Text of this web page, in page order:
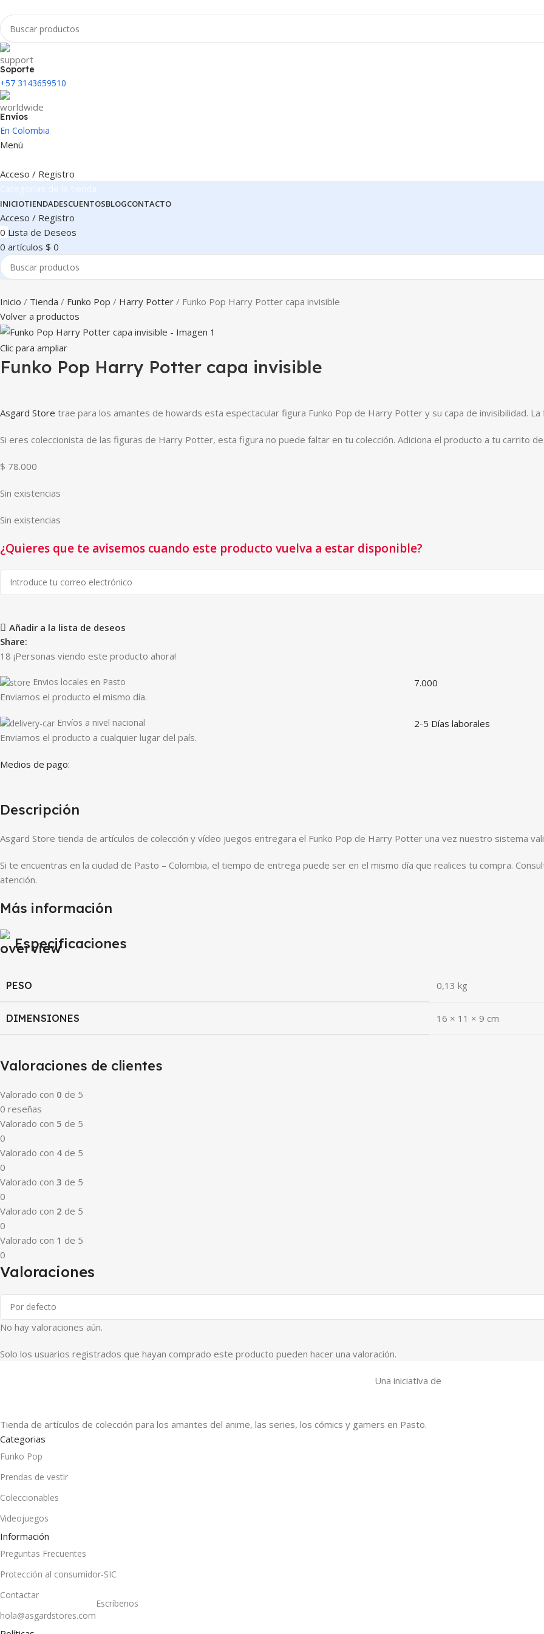
Soporte
+57 3143659510
Envíos
En Colombia
Menú
Acceso / Registro
INICIOTIENDADESCUENTOSBLOGCONTACTO
Acceso / Registro
0 Lista de Deseos
0 artículos $ 0
Inicio Tienda Funko Pop Harry Potter
Funko Pop Harry Potter capa invisible
Volver a productos
Clic para ampliar
Funko Pop Harry Potter capa invisible
Asgard Store trae para los amantes de howards esta espectacular figura Funko Pop de Harry Potter y su capa de invisibilidad.
Si eres coleccionista de las figuras de Harry Potter, esta figura no puede faltar en tu colección. Adiciona el producto a tu carrito
$ 78.000
Sin existencias
Sin existencias
¿Quieres que te avisemos cuando este producto vuelva a estar disponible?
Añadir a la lista de deseos
Share:
18 ¡Personas viendo este producto ahora!
Envios locales en Pasto
Enviamos el producto el mismo día.
7.000
Envíos a nivel nacional
Enviamos el producto a cualquier lugar del país.
2-5 Días laborales
Medios de pago:
Descripción
Asgard Store tienda de artículos de colección y vídeo juegos entregara el Funko Pop de Harry Potter una vez nuestro sistema
Si te encuentras en la ciudad de Pasto – Colombia, el tiempo de entrega puede ser en el mismo día que realices tu compra.
atención.
Más información
Especificaciones
PESO 0,13 kg
DIMENSIONES 16 × 11 × 9 cm
Valoraciones de clientes
Valorado con 0 de 5
0 reseñas
Valorado con 5 de 5
0
Valorado con 4 de 5
0
Valorado con 3 de 5
0
Valorado con 2 de 5
0
Valorado con 1 de 5
0
Valoraciones
No hay valoraciones aún.
Solo los usuarios registrados que hayan comprado este producto pueden hacer una valoración.
Una iniciativa de
Tienda de artículos de colección para los amantes del anime, las series, los cómics y gamers en Pasto.
Categorias
Funko Pop
Prendas de vestir
Coleccionables
Videojuegos
Información
Preguntas Frecuentes
Protección al consumidor-SIC
Contactar
hola@asgardstores.com
Escríbenos